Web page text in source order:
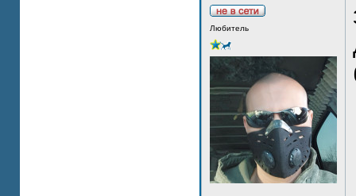
Любитель